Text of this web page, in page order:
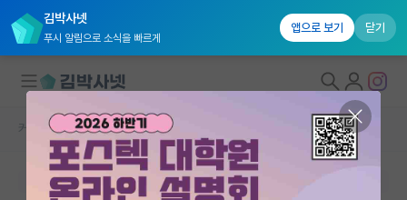
김박사넷
푸시 알림으로 소식을 빠르게
앱으로 보기 닫기
대학원생 모집
국내대학원 정보
커뮤니티 홈 자유 게시판(아무개랩)
본문이 수정되지 않는 박제글입니다.